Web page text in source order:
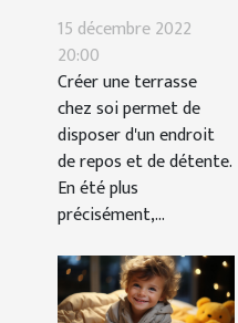
indispensables
pour une terrasse?
15 décembre 2022
20:00
Créer une terrasse
chez soi permet de
disposer d'un endroit
de repos et de détente.
En été plus
précisément,...